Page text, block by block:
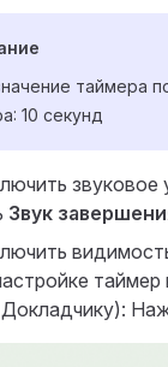
таймера
10 секунд
Звук
таймер